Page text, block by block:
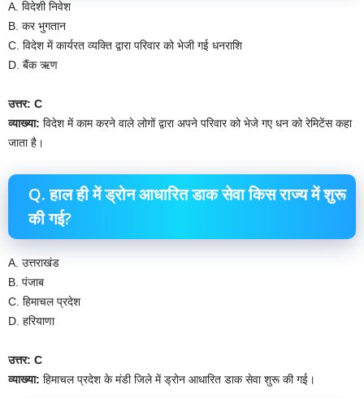
A. विदेशी निवेश
B. कर भुगतान
C. विदेश में कार्यरत व्यक्ति द्वारा परिवार को भेजी गई धनराशि
D. बैंक ऋण
उत्तर: C
व्याख्या: विदेश में काम करने वाले लोगों द्वारा अपने परिवार को भेजे गए धन को रेमिटेंस कहा
जाता है।
Q. हाल ही में ड्रोन आधारित डाक सेवा किस राज्य में शुरू
की गई?
A. उत्तराखंड
B. पंजाब
C. हिमाचल प्रदेश
D. हरियाणा
उत्तर: C
व्याख्या: हिमाचल प्रदेश के मंडी जिले में ड्रोन आधारित डाक सेवा शुरू की गई।